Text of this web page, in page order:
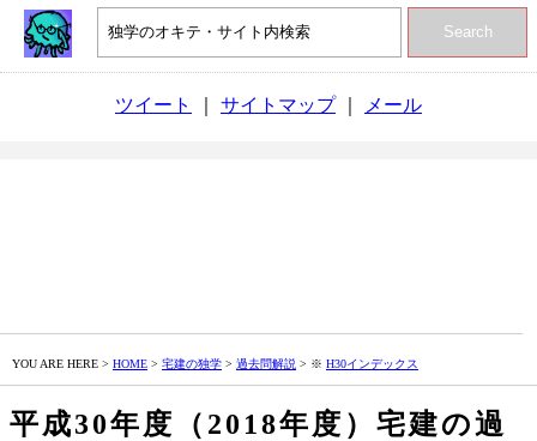
Search
ツイート サイトマップ｜ メール
YOU ARE HERE > HOME > 宅建の独学 > 過去問解説 > ※ H30インデックス
平成30年度（2018年度）宅建の過